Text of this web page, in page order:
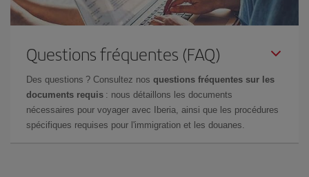
Questions fréquentes (FAQ)
Des questions ? Consultez nos questions fréquentes sur les
documents requis : nous détaillons les documents
nécessaires pour voyager avec Iberia, ainsi que les procédures
spécifiques requises pour l'immigration et les douanes.